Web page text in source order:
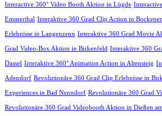
Interactive 360° Video Booth Aktion in Lügde
Emmerthal Interaktive 360 Grad Clip Action in
Erlebnisse in Langenzenn Interaktive 360 Grad Movie
Grad Video-Box Aktion in Birkenfeld Interaktive 360
Dassel Interaktive 360° Animation Action in Altensteig
Adendorf Revolutionäre 360 Grad Clip Erlebnisse in
Experiences in Bad Nenndorf Revolutionäre 360 Grad
Revolutionäre 360 Grad Videobooth Aktion in Dießen